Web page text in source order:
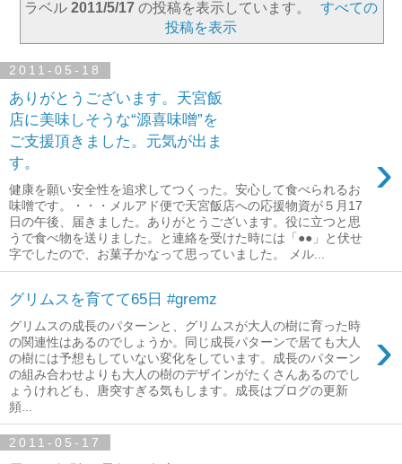
ラベル2011/5/17 の投稿を表示しています。
すべての
投稿を表示
2011-05-18
ありがとうございます。天宮飯
店に美味しそうな“源喜味噌”を
ご支援頂きました。元気が出ま
す。
›
健康を願い安全性を追求してつくった。安心して食べられるお
味噌です。・・・メルアド便で天宮飯店への応援物資が５月17
日の午後、届きました。ありがとうございます。役に立つと思
うで食べ物を送りました。と連絡を受けた時には「●●」と伏せ
字でしたので、お菓子かなって思っていました。 メル...
グリムスを育てて65日 #gremz
›
グリムスの成長のパターンと、グリムスが大人の樹に育った時
の関連性はあるのでしょうか。同じ成長パターンで居ても大人
の樹には予想もしていない変化をしています。成長のパターン
の組み合わせよりも大人の樹のデザインがたくさんあるのでし
ょうけれども、唐突すぎる気もします。成長はブログの更新
頻...
2011-05-17